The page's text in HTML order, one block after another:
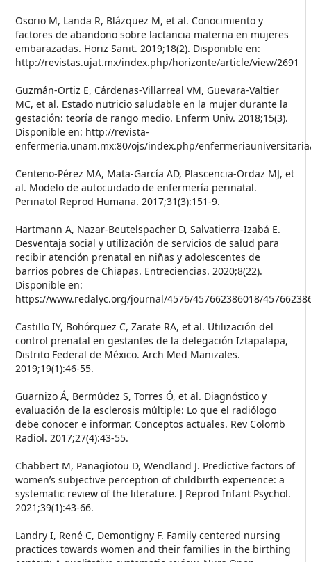
Osorio M, Landa R, Blázquez M, et al. Conocimiento y
factores de abandono sobre lactancia materna en mujeres
embarazadas. Horiz Sanit. 2019;18(2). Disponible en:
http://revistas.ujat.mx/index.php/horizonte/article/view/2691
Guzmán-Ortiz E, Cárdenas-Villarreal VM, Guevara-Valtier
MC, et al. Estado nutricio saludable en la mujer durante la
gestación: teoría de rango medio. Enferm Univ. 2018;15(3).
Disponible en: http://revista-
enfermeria.unam.mx:80/ojs/index.php/
Centeno-Pérez MA, Mata-García AD, Plascencia-Ordaz MJ, et
al. Modelo de autocuidado de enfermería perinatal.
Perinatol Reprod Humana. 2017;31(3):151-9.
Hartmann A, Nazar-Beutelspacher D, Salvatierra-Izabá E.
Desventaja social y utilización de servicios de salud para
recibir atención prenatal en niñas y adolescentes de
barrios pobres de Chiapas. Entreciencias. 2020;8(22).
Disponible en:
https://www.redalyc.org/journal/4576/457662386018/
Castillo IY, Bohórquez C, Zarate RA, et al. Utilización del
control prenatal en gestantes de la delegación Iztapalapa,
Distrito Federal de México. Arch Med Manizales.
2019;19(1):46-55.
Guarnizo Á, Bermúdez S, Torres Ó, et al. Diagnóstico y
evaluación de la esclerosis múltiple: Lo que el radiólogo
debe conocer e informar. Conceptos actuales. Rev Colomb
Radiol. 2017;27(4):43-55.
Chabbert M, Panagiotou D, Wendland J. Predictive factors of
women’s subjective perception of childbirth experience: a
systematic review of the literature. J Reprod Infant Psychol.
2021;39(1):43-66.
Landry I, René C, Demontigny F. Family centered nursing
practices towards women and their families in the birthing